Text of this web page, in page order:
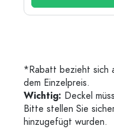
*Rabatt bezieht sich
dem Einzelpreis.
Wichtig: Deckel
Bitte stellen Sie
hinzugefügt wurden.